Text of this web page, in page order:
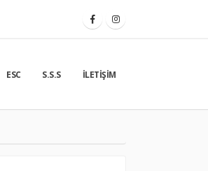
ESC S.S.S İLETIŞIM